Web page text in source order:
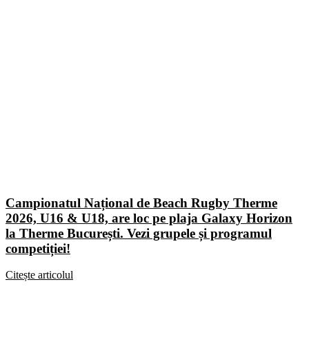
Campionatul Național de Beach Rugby Therme
2026, U16 & U18, are loc pe plaja Galaxy Horizon
la Therme București. Vezi grupele și programul
competiției!
Citește articolul